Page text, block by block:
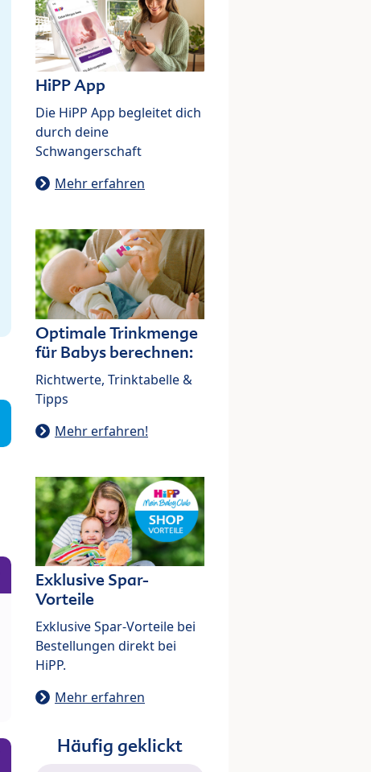
HiPP App
Die HiPP App begleitet dich
durch deine
Schwangerschaft
Mehr erfahren
Optimale Trinkmenge
für Babys berechnen:
Richtwerte, Trinktabelle &
Tipps
Mehr erfahren!
Exklusive Spar-
Vorteile
Exklusive Spar-Vorteile bei
Bestellungen direkt bei
HiPP.
Mehr erfahren
Häufig geklickt